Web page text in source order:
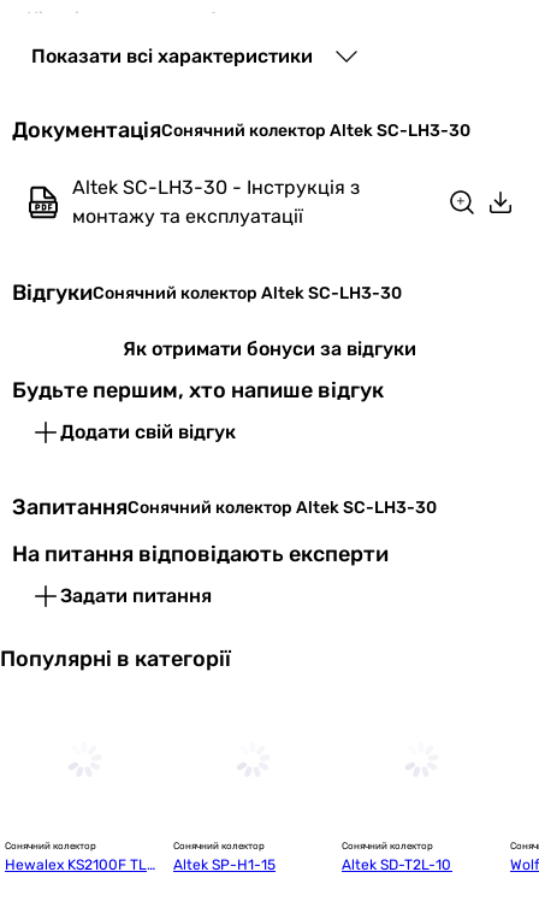
Кількість
колекторів
1 шт
трубок
Довжина
вакуумної
1800 мм
Тип трубок коаксіальні вакуумні heat pipe
Максимальний
10 бар
Площа
2.42 м²
Апертурна
2.82 м²
Матеріал рами алюміній
Матеріал
абсорбера
мідь
Особливості без задніх опор
Показати всі характеристики
ДокументаціяСонячний колектор Altek SC-LH3-30
Altek SC-LH3-30 - Інструкція з
монтажу та експлуатації
ВідгукиСонячний колектор Altek SC-LH3-30
Як отримати бонуси за відгуки
Будьте першим, хто напише відгук
Додати свій відгук
ЗапитанняСонячний колектор Altek SC-LH3-30
На питання відповідають експерти
Задати питання
Популярні в категорії
Сонячний колектор
Hewalex KS2100F TLP
Сонячний колектор
Altek SP-H1-15
Сонячний колектор
Altek SD-T2L-10